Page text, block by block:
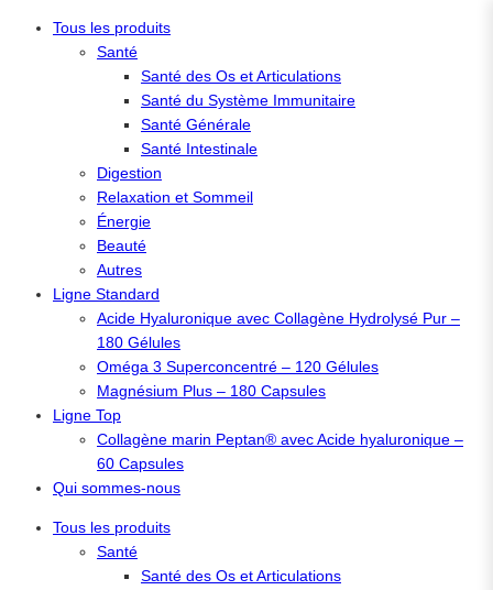
Aller
Tous les produits
Santé
Santé des Os et Articulations
Santé du Système Immunitaire
Santé Générale
Santé Intestinale
Digestion
Relaxation et Sommeil
Énergie
Beauté
Autres
Ligne Standard
Acide Hyaluronique avec Collagène Hydrolysé Pur –
180 Gélules
Oméga 3 Superconcentré – 120 Gélules
Magnésium Plus – 180 Capsules
Ligne Top
Collagène marin Peptan® avec Acide hyaluronique –
60 Capsules
Qui sommes-nous
Tous les produits
Santé
Santé des Os et Articulations